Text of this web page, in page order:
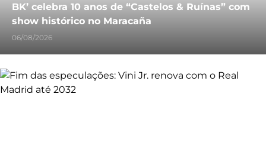
BK’ celebra 10 anos de “Castelos & Ruínas” com
show histórico no Maracaña
06/08/2026